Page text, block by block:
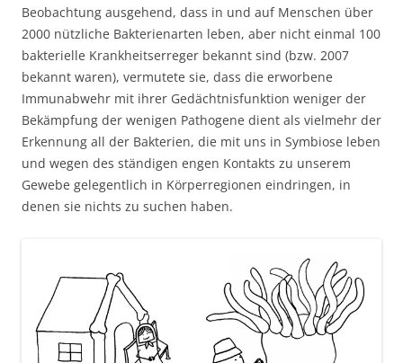
Beobachtung ausgehend, dass in und auf Menschen über
2000 nützliche Bakterienarten leben, aber nicht einmal 100
bakterielle Krankheitserreger bekannt sind (bzw. 2007
bekannt waren), vermutete sie, dass die erworbene
Immunabwehr mit ihrer Gedächtnisfunktion weniger der
Bekämpfung der wenigen Pathogene dient als vielmehr der
Erkennung all der Bakterien, die mit uns in Symbiose leben
und wegen des ständigen engen Kontakts zu unserem
Gewebe gelegentlich in Körperregionen eindringen, in
denen sie nichts zu suchen haben.